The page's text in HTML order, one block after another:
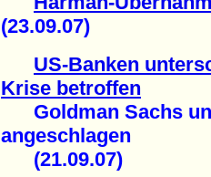
(23.09.07)
US-Banken
Krise betroffen
Goldman Sachs
angeschlagen
(21.09.07)